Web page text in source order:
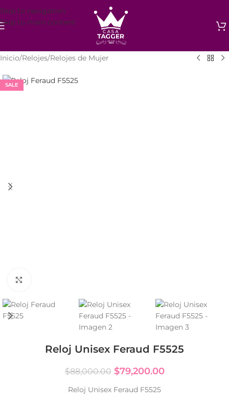
Skip to navigation
Skip to main content
Inicio/Relojes/Relojes de Mujer
SALE
Reloj Unisex Feraud F5525
$88,000.00 $79,200.00
Reloj Unisex Feraud F5525